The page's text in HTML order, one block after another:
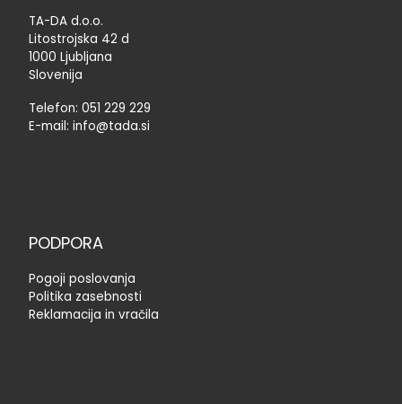
TA-DA d.o.o.
Litostrojska 42 d
1000 Ljubljana
Slovenija
Telefon: 051 229 229
E-mail: info@tada.si
PODPORA
Pogoji poslovanja
Politika zasebnosti
Reklamacija in vračila